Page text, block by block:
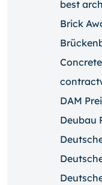
best
Brick
DAM
Deubau